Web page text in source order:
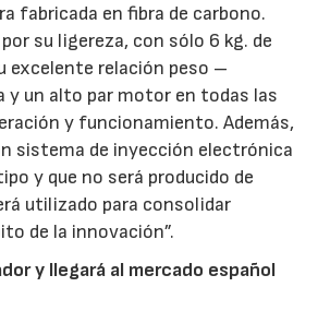
fabricada en fibra de carbono.
su ligereza, con sólo 6 kg. de
excelente relación peso –
y un alto par motor en todas las
y funcionamiento. Además,
sistema de inyección electrónica
y que no será producido de
utilizado para consolidar
de la innovación”.
y llegará al mercado español